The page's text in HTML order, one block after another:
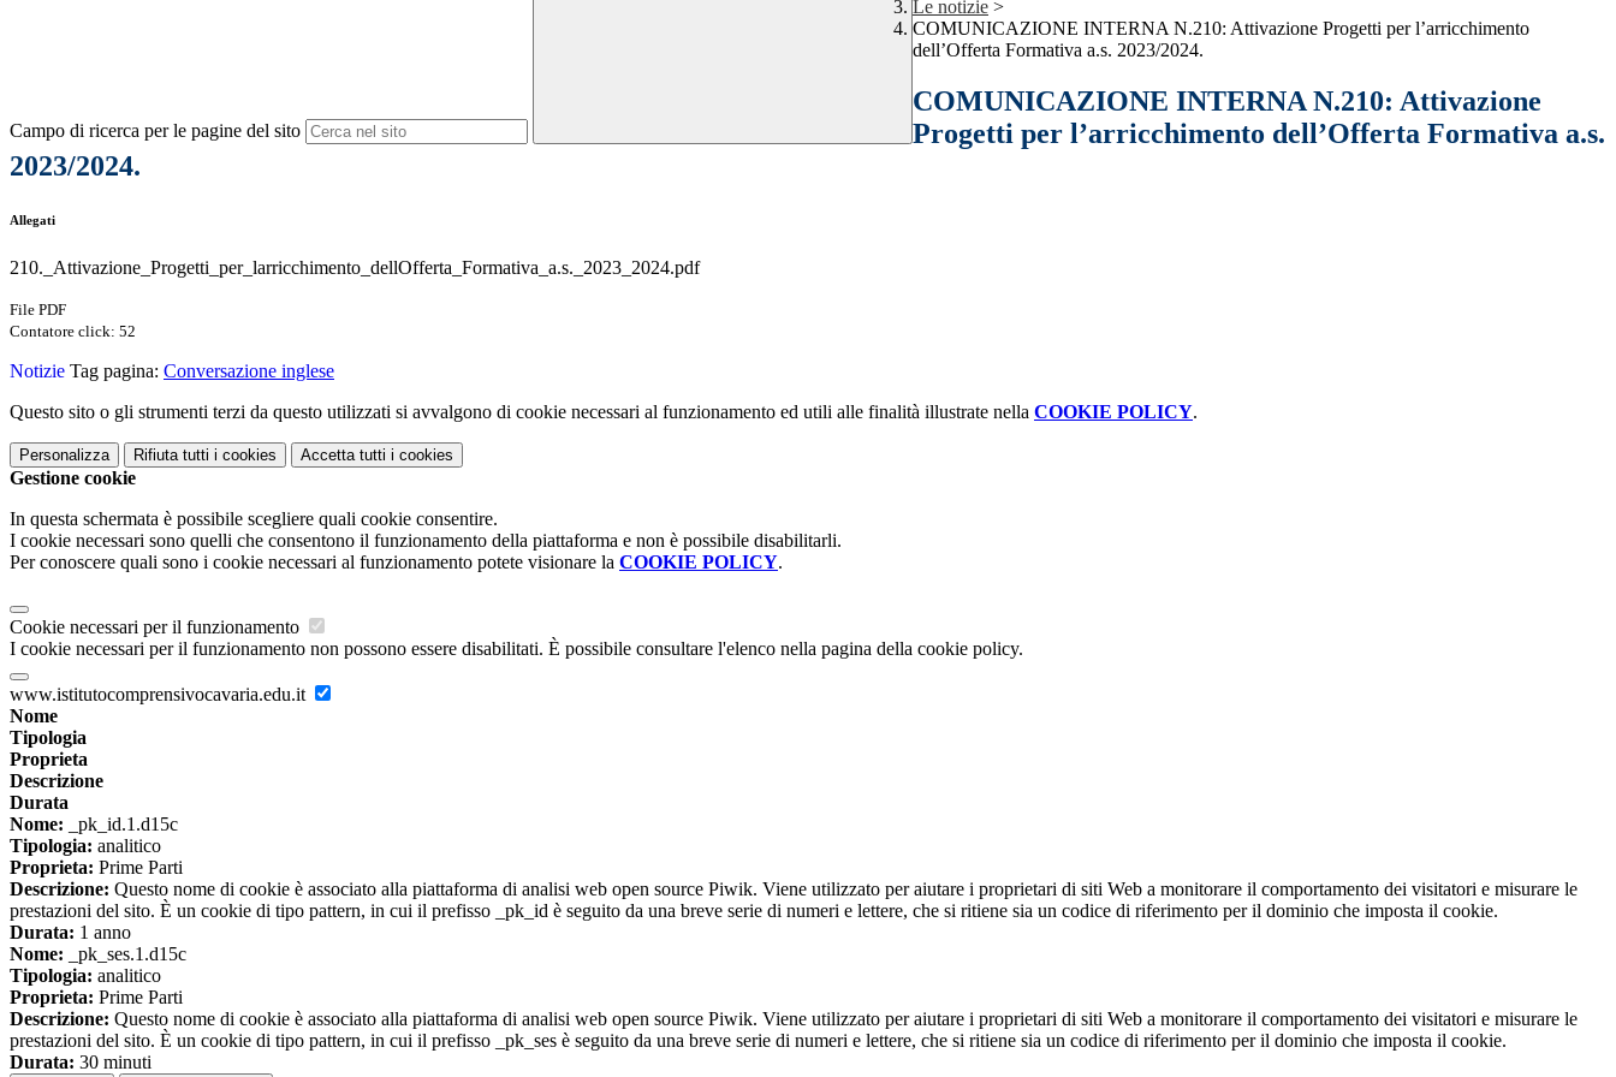
Campo di ricerca per le pagine del sito
Le notizie >
COMUNICAZIONE INTERNA N.210: Attivazione Progetti per l’arricchimento
dell’Offerta Formativa a.s. 2023/2024.
COMUNICAZIONE INTERNA N.210: Attivazione
Progetti per l’arricchimento dell’Offerta Formativa a.s.
2023/2024.
Allegati
210._Attivazione_Progetti_per_larricchimento_dellOfferta_Formativa_a.s._2023_2024.pdf
File PDF
Contatore click: 52
Notizie Tag pagina: Conversazione inglese
Questo sito o gli strumenti terzi da questo utilizzati si avvalgono di cookie necessari al funzionamento ed utili alle finalità illustrate nella COOKIE POLICY.
Personalizza Rifiuta tutti i cookies Accetta tutti i cookies
Gestione cookie
In questa schermata è possibile scegliere quali cookie consentire.
I cookie necessari sono quelli che consentono il funzionamento della piattaforma e non è possibile disabilitarli.
Per conoscere quali sono i cookie necessari al funzionamento potete visionare la COOKIE POLICY.
Cookie necessari per il funzionamento
I cookie necessari per il funzionamento non possono essere disabilitati. È possibile consultare l'elenco nella pagina della cookie policy.
www.istitutocomprensivocavaria.edu.it
Nome
Tipologia
Proprieta
Descrizione
Durata
Nome: _pk_id.1.d15c
Tipologia: analitico
Proprieta: Prime Parti
Descrizione: Questo nome di cookie è associato alla piattaforma di analisi web open source Piwik. Viene utilizzato per aiutare i proprietari di siti Web a monitorare il comportamento dei visitatori e misurare le
prestazioni del sito. È un cookie di tipo pattern, in cui il prefisso _pk_id è seguito da una breve serie di numeri e lettere, che si ritiene sia un codice di riferimento per il dominio che imposta il cookie.
Durata: 1 anno
Nome: _pk_ses.1.d15c
Tipologia: analitico
Proprieta: Prime Parti
Descrizione: Questo nome di cookie è associato alla piattaforma di analisi web open source Piwik. Viene utilizzato per aiutare i proprietari di siti Web a monitorare il comportamento dei visitatori e misurare le
prestazioni del sito. È un cookie di tipo pattern, in cui il prefisso _pk_ses è seguito da una breve serie di numeri e lettere, che si ritiene sia un codice di riferimento per il dominio che imposta il cookie.
Durata: 30 minuti